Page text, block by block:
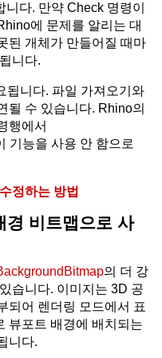
다. 만약 Check 명령이
에 문제를 알리는 대
된 개체가 만들어질 때마
니다.
됩니다. 파일 가져오기와
될 수 있습니다. Rhino의
행에서
기능을 사용 안 함으로
정하는 방법
비트맵으로 사
의 더 강
습니다. 이미지는 3D 공
되어 렌더링 모드에서 표
뷰포트 배경에 배치되는
니다.